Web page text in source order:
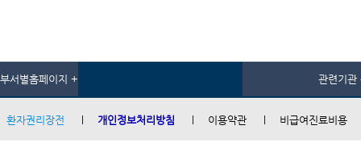
부서별홈페이지 + 관련기관
환자권리장전 개인정보처리방침 이용약관 비급여진료비용